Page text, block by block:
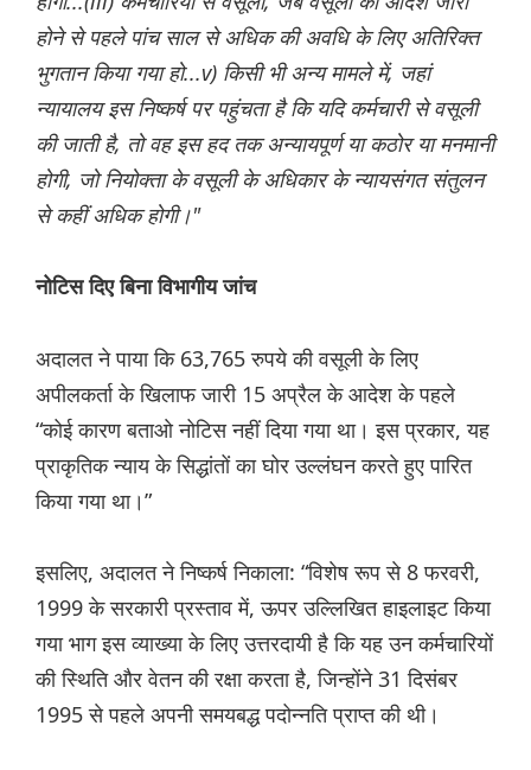
होने से पहले पांच साल से अधिक की अवधि के लिए अतिरिक्त
भुगतान किया गया हो...v) किसी भी अन्य मामले में, जहां
न्यायालय इस निष्कर्ष पर पहुंचता है कि यदि कर्मचारी से वसूली
की जाती है, तो वह इस हद तक अन्यायपूर्ण या कठोर या मनमानी
होगी, जो नियोक्ता के वसूली के अधिकार के न्यायसंगत संतुलन
से कहीं अधिक होगी।"
नोटिस दिए बिना विभागीय जांच
अदालत ने पाया कि 63,765 रुपये की वसूली के लिए
अपीलकर्ता के खिलाफ जारी 15 अप्रैल के आदेश के पहले
“कोई कारण बताओ नोटिस नहीं दिया गया था। इस प्रकार, यह
प्राकृतिक न्याय के सिद्धांतों का घोर उल्लंघन करते हुए पारित
किया गया था।”
इसलिए, अदालत ने निष्कर्ष निकाला: “विशेष रूप से 8 फरवरी,
1999 के सरकारी प्रस्ताव में, ऊपर उल्लिखित हाइलाइट किया
गया भाग इस व्याख्या के लिए उत्तरदायी है कि यह उन कर्मचारियों
की स्थिति और वेतन की रक्षा करता है, जिन्होंने 31 दिसंबर
1995 से पहले अपनी समयबद्ध पदोन्नति प्राप्त की थी।